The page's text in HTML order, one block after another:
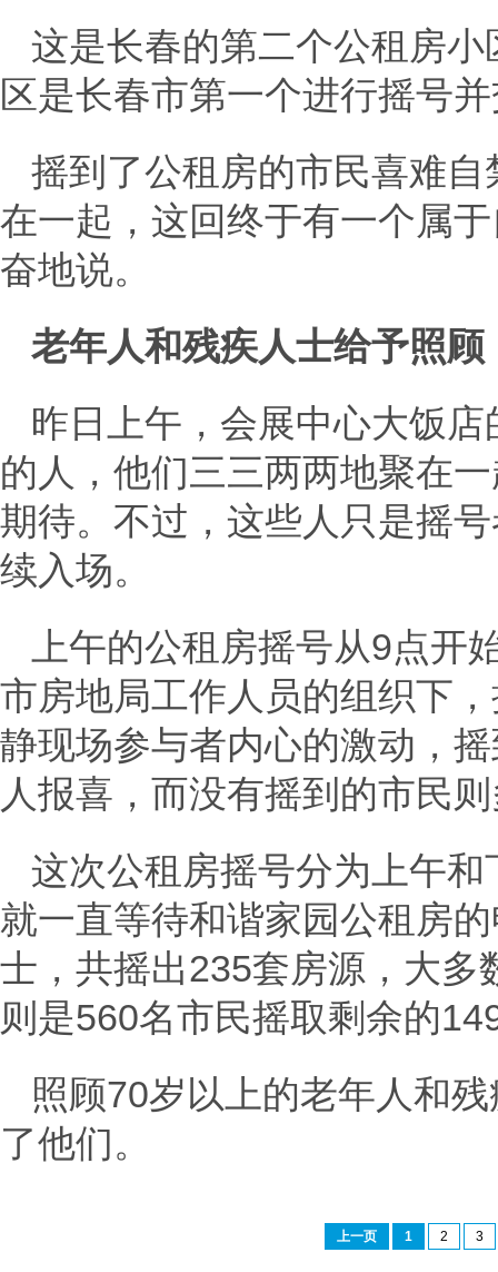
这是长春的第二个公租房
区是长春市第一个进行摇号
摇到了公租房的市民喜难
在一起，这回终于有一个属
奋地说。
老年人和残疾人士给予照顾
昨日上午，会展中心大饭
的人，他们三三两两地聚在
期待。不过，这些人只是摇
续入场。
上午的公租房摇号从9点开
市房地局工作人员的组织下
静现场参与者内心的激动，
人报喜，而没有摇到的市民
这次公租房摇号分为上午
就一直等待和谐家园公租房
士，共摇出235套房源，大
则是560名市民摇取剩余的
照顾70岁以上的老年人和
了他们。
上一页 1 2 3